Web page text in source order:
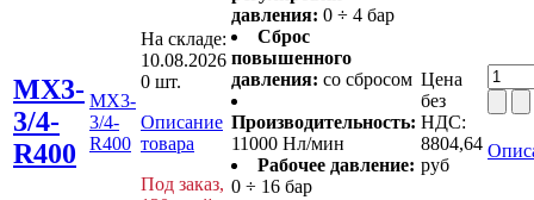
MX3-
3/4-
R400
MX3-
3/4-
R400
На складе:
10.08.2026
0 шт.
Описание
товара
Под заказ,
давления: 0 ÷ 4 бар
Сброс
повышенного
давления: со сбросом
Производительность:
11000 Нл/мин
Рабочее давление:
0 ÷ 16 бар
Цена
без
НДС:
8804,64
руб